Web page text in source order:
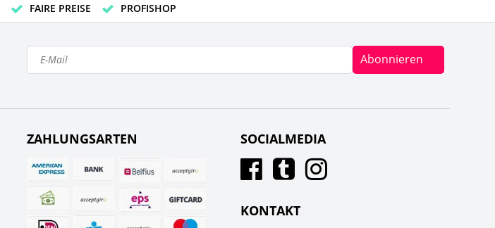
FAIRE PREISE PROFISHOP
Abonnieren
ZAHLUNGSARTEN SOCIALMEDIA
KONTAKT